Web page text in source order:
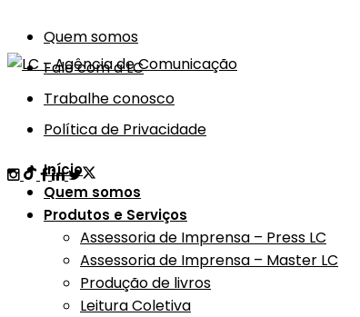
Quem somos
Fale com a LC
Trabalhe conosco
Política de Privacidade
Início
Quem somos
Produtos e Serviços
Assessoria de Imprensa – Press LC
Assessoria de Imprensa – Master LC
Produção de livros
Leitura Coletiva